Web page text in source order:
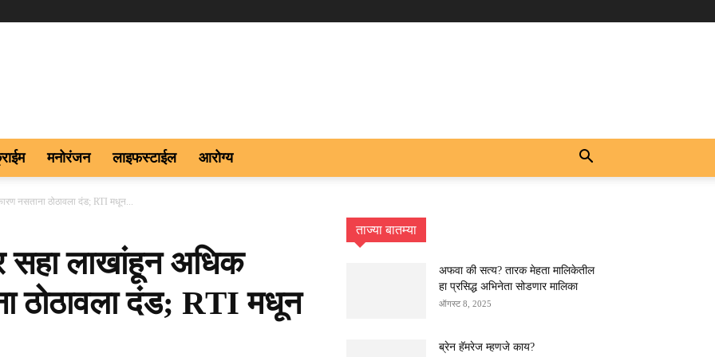
मनोरंजन लाइफस्टाईल आरोग्य
नसताना ठोठावला दंड; RTI मधून...
लाखांहून अधिक
ठोठावला दंड; RTI मधून
ताज्या बातम्या
अफवा की सत्य? तारक मेहता मालिकेतील
हा प्रसिद्ध अभिनेता सोडणार मालिका
ऑगस्ट 8, 2025
ब्रेन हॅमरेज म्हणजे काय?